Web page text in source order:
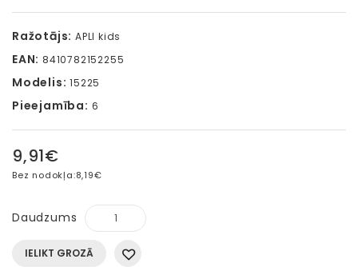
Ražotājs: APLI kids
EAN: 8410782152255
Modelis: 15225
Pieejamība: 6
9,91€
Bez nodokļa:8,19€
Daudzums
IELIKT GROZĀ